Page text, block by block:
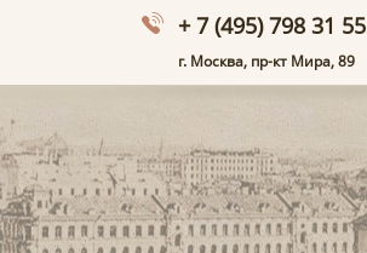
+ 7 (495) 798 31 55
г. Москва, пр-кт Мира, 89